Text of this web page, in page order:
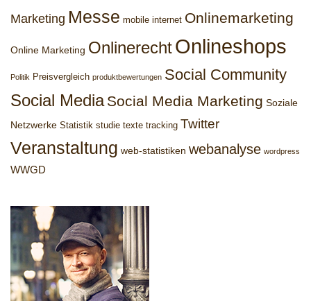
Marketing Messe mobile internet Onlinemarketing
Online Marketing OnlinerechtOnlineshops
Politik Preisvergleich produktbewertungen Social Community
Social Media Social Media Marketing Soziale
Netzwerke Statistik studie texte tracking Twitter
Veranstaltung web-statistiken webanalyse wordpress
WWGD